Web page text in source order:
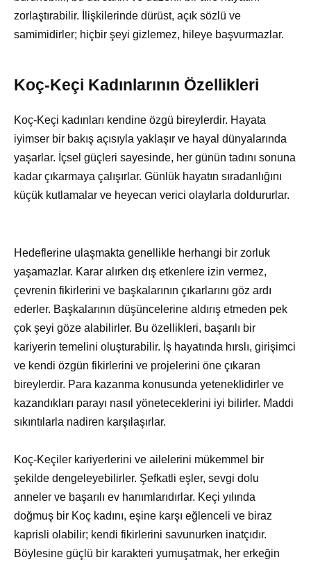
zorlaştırabilir. İlişkilerinde dürüst, açık sözlü ve
samimidirler; hiçbir şeyi gizlemez, hileye başvurmazlar.
Koç-Keçi Kadınlarının Özellikleri
Koç-Keçi kadınları kendine özgü bireylerdir. Hayata
iyimser bir bakış açısıyla yaklaşır ve hayal dünyalarında
yaşarlar. İçsel güçleri sayesinde, her günün tadını sonuna
kadar çıkarmaya çalışırlar. Günlük hayatın sıradanlığını
küçük kutlamalar ve heyecan verici olaylarla doldururlar.
Hedeflerine ulaşmakta genellikle herhangi bir zorluk
yaşamazlar. Karar alırken dış etkenlere izin vermez,
çevrenin fikirlerini ve başkalarının çıkarlarını göz ardı
ederler. Başkalarının düşüncelerine aldırış etmeden pek
çok şeyi göze alabilirler. Bu özellikleri, başarılı bir
kariyerin temelini oluşturabilir. İş hayatında hırslı, girişimci
ve kendi özgün fikirlerini ve projelerini öne çıkaran
bireylerdir. Para kazanma konusunda yeteneklidirler ve
kazandıkları parayı nasıl yöneteceklerini iyi bilirler. Maddi
sıkıntılarla nadiren karşılaşırlar.
Koç-Keçiler kariyerlerini ve ailelerini mükemmel bir
şekilde dengeleyebilirler. Şefkatli eşler, sevgi dolu
anneler ve başarılı ev hanımlarıdırlar. Keçi yılında
doğmuş bir Koç kadını, eşine karşı eğlenceli ve biraz
kaprisli olabilir; kendi fikirlerini savunurken inatçıdır.
Böylesine güçlü bir karakteri yumuşatmak, her erkeğin